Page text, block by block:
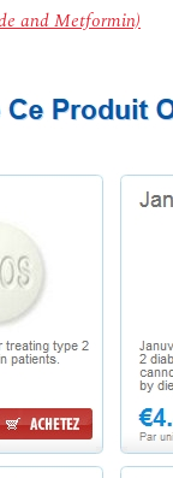
and Metformin)